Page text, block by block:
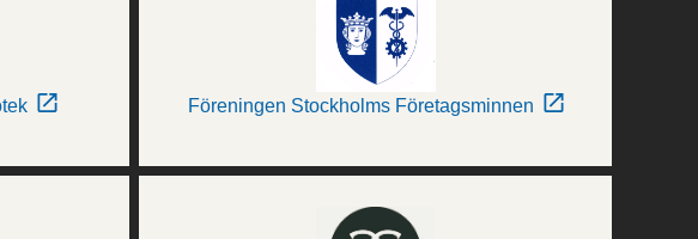
Föreningen Stockholms Företagsminnen